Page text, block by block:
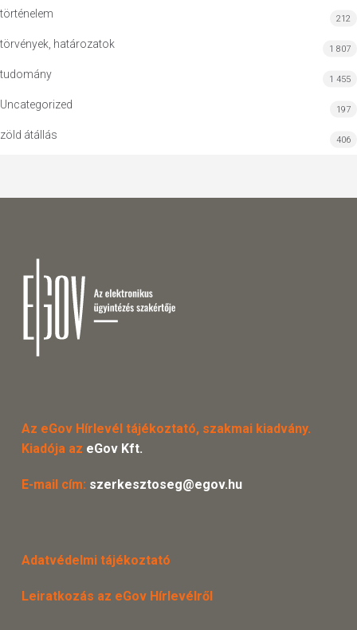
történelem 212
törvények, határozatok 1 807
tudomány 1 455
Uncategorized 197
zöld átállás 406
Az eGov Hírlevél tájékoztató, szakmai kiadvány.
Kiadója az eGov Kft.
E-mail cím: szerkesztoseg@egov.hu
Adatvédelmi tájékoztató
Leiratkozás az eGov Hírlevélről